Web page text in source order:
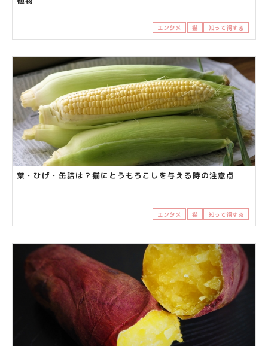
エンタメ 猫 知って得する
葉・ひげ・缶詰は？猫にとうもろこしを与える時の注意点
エンタメ 猫 知って得する